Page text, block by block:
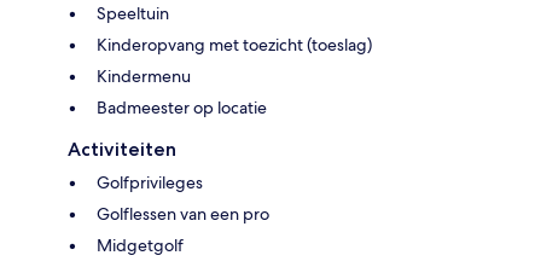
Speeltuin
Kinderopvang met toezicht (toeslag)
Kindermenu
Badmeester op locatie
Activiteiten
Golfprivileges
Golflessen van een pro
Midgetgolf